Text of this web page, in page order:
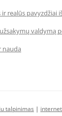
realūs pavyzdžiai
valdymą
nauda
talpinimas |